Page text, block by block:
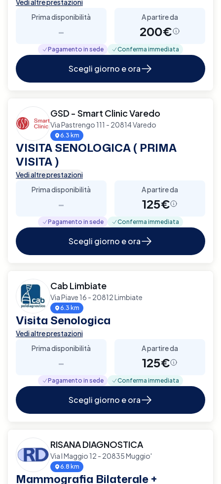
Prima disponibilità
-
A partire da
200€
Pagamento in sede Conferma immediata
Scegli giorno e ora
GSD - Smart Clinic Varedo
Via Pastrengo 111 - 20814 Varedo
6.3 km
VISITA SENOLOGICA ( PRIMA
VISITA )
Vedi altre prestazioni
Prima disponibilità
-
A partire da
125€
Pagamento in sede Conferma immediata
Scegli giorno e ora
Cab Limbiate
Via Piave 16 - 20812 Limbiate
6.3 km
Visita Senologica
Vedi altre prestazioni
Prima disponibilità
-
A partire da
125€
Pagamento in sede Conferma immediata
Scegli giorno e ora
RISANA DIAGNOSTICA
Via I Maggio 12 - 20835 Muggio'
6.8 km
Mammografia Bilaterale +